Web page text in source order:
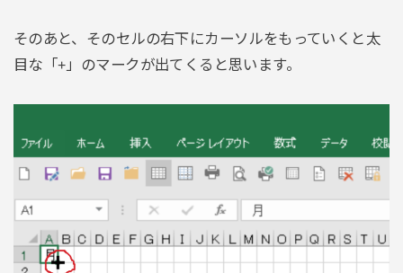
そのあと、そのセルの右下にカーソルをもっていくと太
目な「+」のマークが出てくると思います。